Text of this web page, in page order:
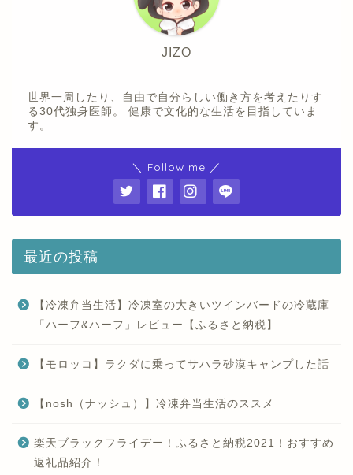
JIZO
世界一周したり、自由で自分らしい働き方を考えたりす
る30代独身医師。 健康で文化的な生活を目指していま
す。
＼ Follow me ／
最近の投稿
【冷凍弁当生活】冷凍室の大きいツインバードの冷蔵庫
「ハーフ&ハーフ」レビュー【ふるさと納税】
【モロッコ】ラクダに乗ってサハラ砂漠キャンプした話
【nosh（ナッシュ）】冷凍弁当生活のススメ
楽天ブラックフライデー！ふるさと納税2021！おすすめ
返礼品紹介！